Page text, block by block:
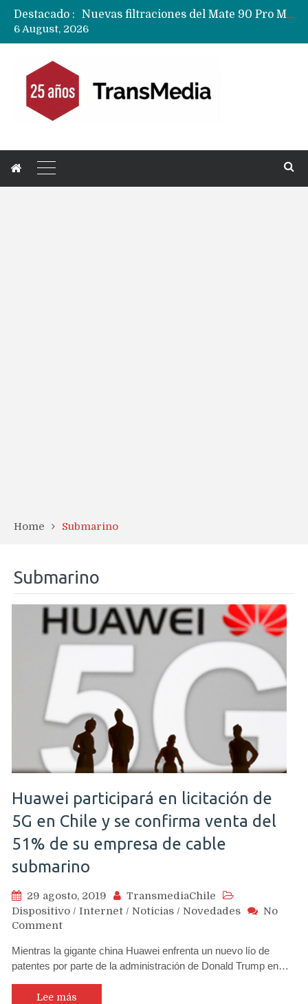
Destacado :
Nuevas filtraciones del Mate 90 Pro Max apuntan a potenciar las cámaras y pantalla OLED doble capa
Apple dice que más ex empleados se llevaron datos confidenciales a OpenAI
6 August, 2026
Home Submarino
Submarino
Huawei participará en licitación de
5G en Chile y se confirma venta del
51% de su empresa de cable
submarino
29 agosto, 2019
TransmediaChile
Dispositivo / Internet / Noticias / Novedades
No
Commenton
participará
en
licitación
de
Mientras la gigante china Huawei enfrenta un nuevo lío de
patentes por parte de la administración de Donald Trump en…
Lee más